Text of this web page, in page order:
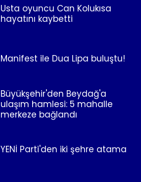
Usta oyuncu Can Kolukısa
hayatını kaybetti
Manifest ile Dua Lipa buluştu!
Büyükşehir'den Beydağ'a
ulaşım hamlesi: 5 mahalle
merkeze bağlandı
YENİ Parti'den iki şehre atama